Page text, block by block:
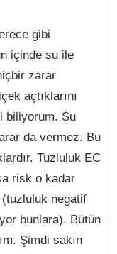
gibi
içinde su ile
zarar
açtıklarını
biliyorum. Su
da vermez. Bu
Tuzluluk EC
risk o kadar
negatif
bunlara). Bütün
Şimdi sakın